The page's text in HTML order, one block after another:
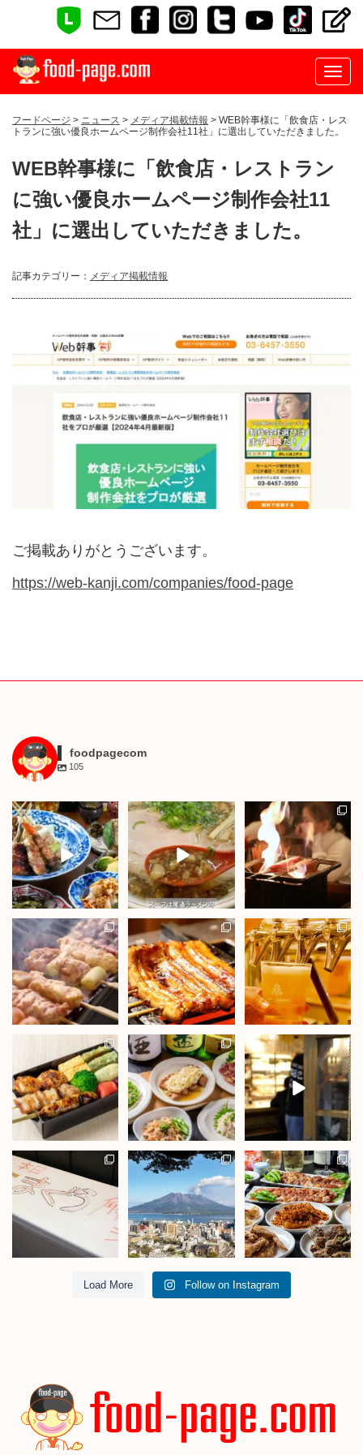
フードページ > ニュース > メディア掲載情報 > WEB幹事様に「飲食店・レス
トランに強い優良ホームページ制作会社11社」に選出していただきました。
WEB幹事様に「飲食店・レストラン
に強い優良ホームページ制作会社11
社」に選出していただきました。
記事カテゴリー： メディア掲載情報
ご掲載ありがとうございます。
https://web-kanji.com/companies/food-page
foodpagecom
105
Load More Follow on Instagram